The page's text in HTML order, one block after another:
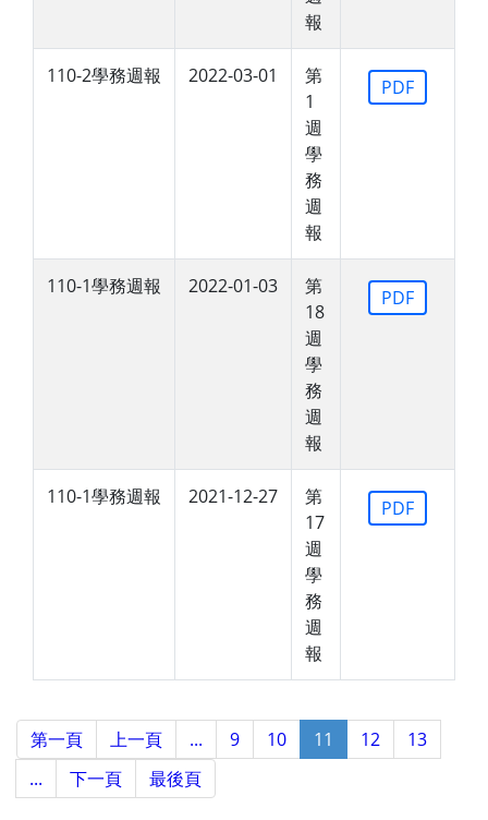
報
110-2學務週報 2022-03-01
第
1
週
學
務
週
報
PDF
110-1學務週報 2022-01-03
第
18
週
學
務
週
報
PDF
110-1學務週報 2021-12-27
第
17
週
學
務
週
報
PDF
第一頁 上一頁 ... 9 10 11 12
13
...
下一頁 最後頁